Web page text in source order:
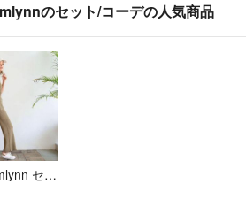
のセット/コーデの人気商品
searoomlynn セットアップ